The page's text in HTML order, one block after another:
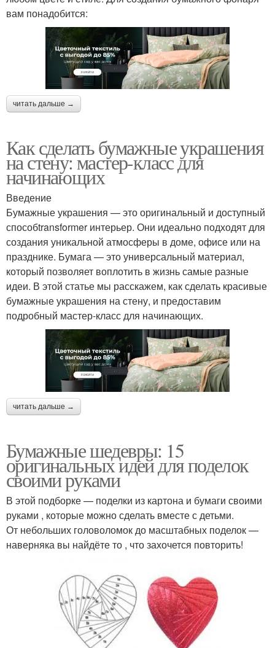
вам понадобится:
читать дальше →
Как сделать бумажные украшения
на стену: мастер-класс для
начинающих
Введение
Бумажные украшения — это оригинальный и доступный
способtransformer интерьер. Они идеально подходят для
создания уникальной атмосферы в доме, офисе или на
празднике. Бумага — это универсальный материал,
который позволяет воплотить в жизнь самые разные
идеи. В этой статье мы расскажем, как сделать красивые
бумажные украшения на стену, и предоставим
подробный мастер-класс для начинающих.
читать дальше →
Бумажные шедевры: 15
оригинальных идей для поделок
своими руками
В этой подборке — поделки из картона и бумаги своими
руками , которые можно сделать вместе с детьми.
От небольших головоломок до масштабных поделок —
наверняка вы найдёте то , что захочется повторить!